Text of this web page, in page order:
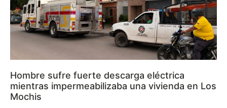
Hombre sufre fuerte descarga eléctrica
mientras impermeabilizaba una vivienda en Los
Mochis